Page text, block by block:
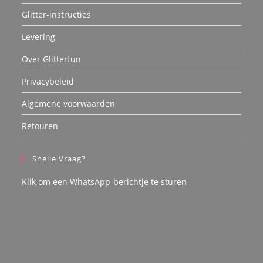
Glitter-instructies
Levering
Over Glitterfun
Privacybeleid
Algemene voorwaarden
Retouren
Snelle Vraag?
Klik om een WhatsApp-berichtje te sturen